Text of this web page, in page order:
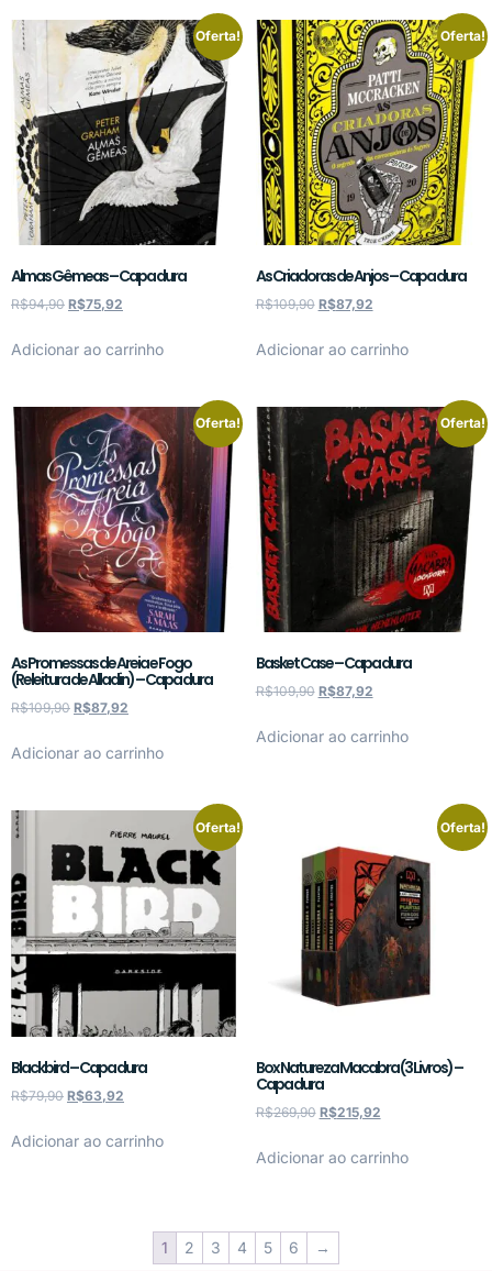
Oferta!
Almas Gêmeas – Capa dura
R$94,90 R$75,92
Adicionar ao carrinho
Oferta!
As Criadoras de Anjos – Capa dura
R$109,90 R$87,92
Adicionar ao carrinho
Oferta!
As Promessas de Areia e Fogo
(Releitura de Alladin) – Capa dura
R$109,90 R$87,92
Adicionar ao carrinho
Oferta!
Basket Case – Capa dura
R$109,90 R$87,92
Adicionar ao carrinho
Oferta!
Blackbird – Capa dura
R$79,90 R$63,92
Adicionar ao carrinho
Oferta!
Box Natureza Macabra (3 Livros) –
Capa dura
R$269,90 R$215,92
Adicionar ao carrinho
1 2 3 4 5 6 →